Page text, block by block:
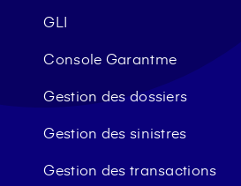
GLI
Console Garantme
Gestion des dossiers
Gestion des sinistres
Gestion des transactions